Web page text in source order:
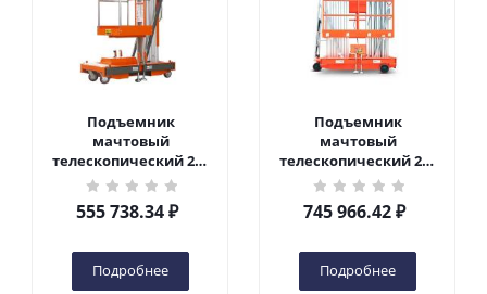
Подъемник
мачтовый
телескопический 200
кг 6 м TOR GTWY6-200S
DC 2-мачтовый
(автономный) (G) в
555 738.34₽
Подробнее
Подъемник
мачтовый
телескопический 200
кг 10 м TOR GTWY10-
200S DC 2-мачтовый
(автономный) (N) в
745 966.42₽
Подробнее